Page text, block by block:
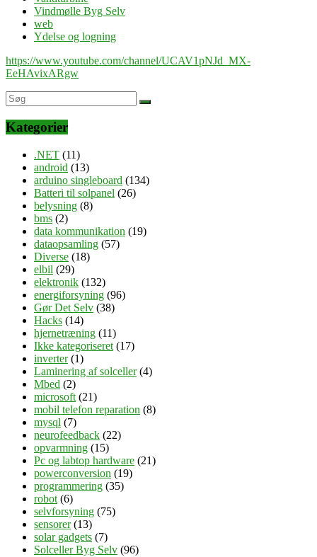
Vindmølle Byg Selv
web
Ydelse og logning
https://www.youtube.com/channel/UCAV1pNJd_MX-
EeHAvixARgw
Kategorier
.NET (11)
android (13)
arduino singleboard (134)
Batteri til solpanel (26)
belysning (8)
bms (2)
data kommunikation (19)
dataopsamling (57)
Diverse (18)
elbil (29)
elektronik (132)
energiforsyning (96)
Gør Det Selv (38)
Hacks (14)
hjernetræning (11)
Ikke kategoriseret (17)
inverter(1)
Laminering af solceller(4)
Mbed (2)
microsoft (21)
mobil telefon reparation (8)
mysql (7)
neurofeedback (22)
opvarmning (15)
Pc og labtop hardware (21)
powerconversion (19)
programmering (35)
robot (6)
selvforsyning (75)
sensorer(13)
solar gadgets (7)
Solceller Byg Selv (96)